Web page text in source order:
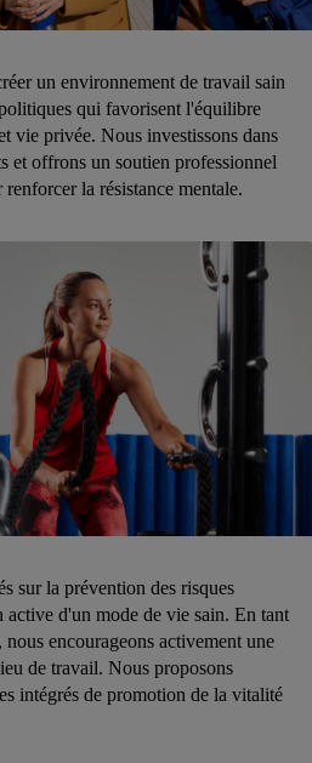
un environnement de travail sain
qui favorisent l'équilibre
vie privée. Nous investissons dans
et offrons un soutien professionnel
la résistance mentale.
sur la prévention des risques
active d'un mode de vie sain. En tant
encourageons activement une
de travail. Nous proposons
intégrés de promotion de la vitalité